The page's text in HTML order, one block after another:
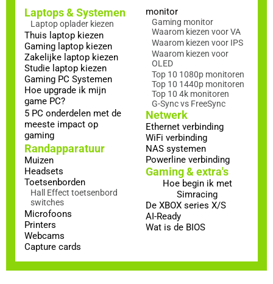
Laptops & Systemen
Laptop oplader kiezen
Thuis laptop kiezen
Gaming laptop kiezen
Zakelijke laptop kiezen
Studie laptop kiezen
Gaming PC Systemen
Hoe upgrade ik mijn
game PC?
5 PC onderdelen met de
meeste impact op
gaming
Randapparatuur
Muizen
Headsets
Toetsenborden
Hall Effect toetsenbord
switches
Microfoons
Printers
Webcams
Capture cards
monitor
Gaming monitor
Waarom kiezen voor VA
Waarom kiezen voor IPS
Waarom kiezen voor
OLED
Top 10 1080p monitoren
Top 10 1440p monitoren
Top 10 4k monitoren
G-Sync vs FreeSync
Netwerk
Ethernet verbinding
WiFi verbinding
NAS systemen
Powerline verbinding
Gaming & extra's
Hoe begin ik met
Simracing
De XBOX series X/S
AI-Ready
Wat is de BIOS